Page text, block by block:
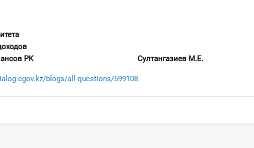
финансов РК Султангазиев М.Е.
blogs/all-questions/599108